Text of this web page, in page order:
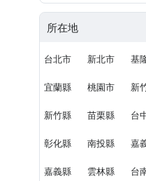
所在地
台北市 新北市 基
宜蘭縣 桃園市 新
新竹縣 苗栗縣 台
彰化縣 南投縣 嘉
嘉義縣 雲林縣 台